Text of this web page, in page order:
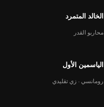
الخالد المتمرد
محاربو القدر
الياسمين الأول
رومانسي · زي تقليدي